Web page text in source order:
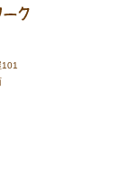
101